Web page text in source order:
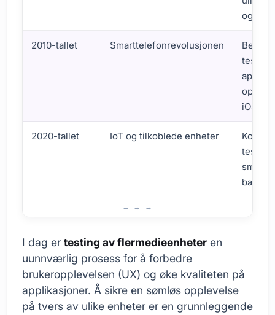
og
2010-tallet Smarttelefonrevolusjonen
Behov
testing
iOS og
2020-tallet IoT og tilkoblede enheter
bærbar
I dag er testing av flermedieenheter en
uunnværlig prosess for å forbedre
brukeropplevelsen (UX) og øke kvaliteten på
applikasjoner. Å sikre en sømløs opplevelse
på tvers av ulike enheter er en grunnleggende